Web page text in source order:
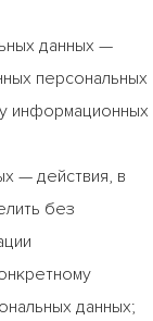
данных —
персональных
информационных
— действия, в
без
данных;